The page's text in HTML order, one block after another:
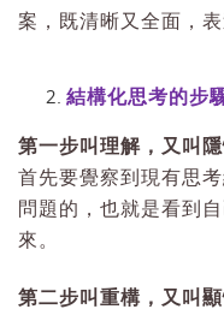
案，既清晰又全面，
結構化思考的步
第一步叫理解，又叫隱
首先要覺察到現有思
問題的，也就是看到
來。
第二步叫重構，又叫顯